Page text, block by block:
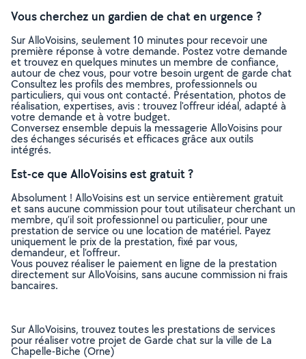
Vous cherchez un gardien de chat en urgence ?
Sur AlloVoisins, seulement 10 minutes pour recevoir une
première réponse à votre demande. Postez votre demande
et trouvez en quelques minutes un membre de confiance,
autour de chez vous, pour votre besoin urgent de garde chat
Consultez les profils des membres, professionnels ou
particuliers, qui vous ont contacté. Présentation, photos de
réalisation, expertises, avis : trouvez l'offreur idéal, adapté à
votre demande et à votre budget.
Conversez ensemble depuis la messagerie AlloVoisins pour
des échanges sécurisés et efficaces grâce aux outils
intégrés.
Est-ce que AlloVoisins est gratuit ?
Absolument ! AlloVoisins est un service entièrement gratuit
et sans aucune commission pour tout utilisateur cherchant un
membre, qu’il soit professionnel ou particulier, pour une
prestation de service ou une location de matériel. Payez
uniquement le prix de la prestation, fixé par vous,
demandeur, et l’offreur.
Vous pouvez réaliser le paiement en ligne de la prestation
directement sur AlloVoisins, sans aucune commission ni frais
bancaires.
Sur AlloVoisins, trouvez toutes les prestations de services
pour réaliser votre projet de Garde chat sur la ville de La
Chapelle-Biche (Orne)